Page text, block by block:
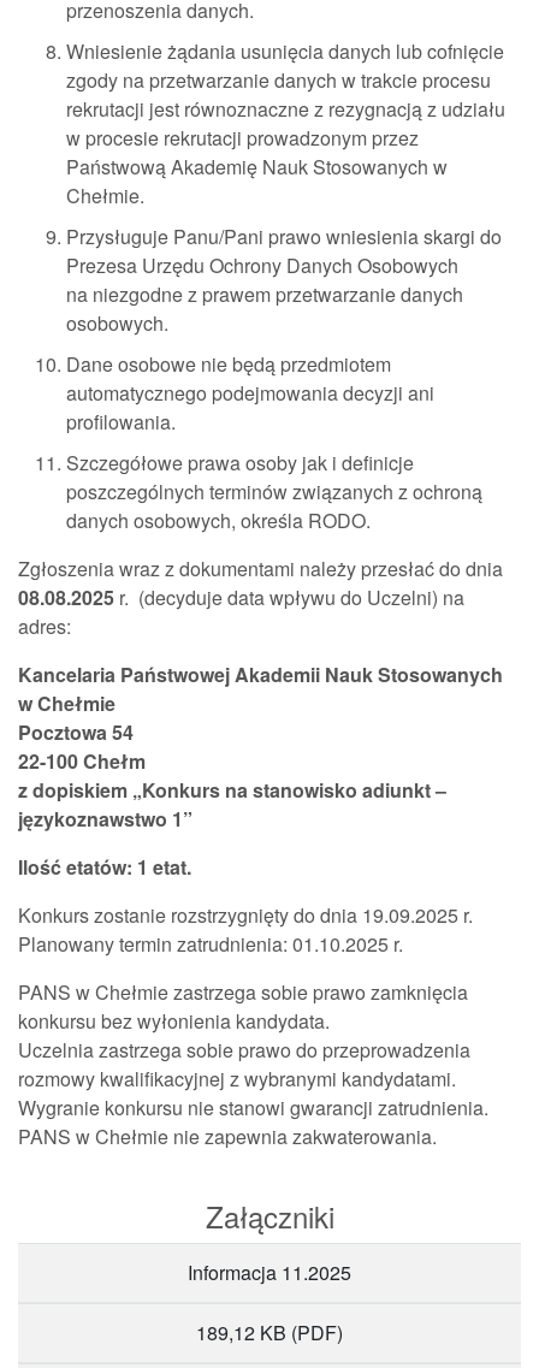
przenoszenia danych.
Wniesienie żądania usunięcia danych lub cofnięcie
zgody na przetwarzanie danych w trakcie procesu
rekrutacji jest równoznaczne z rezygnacją z udziału
w procesie rekrutacji prowadzonym przez
Państwową Akademię Nauk Stosowanych w
Chełmie.
Przysługuje Panu/Pani prawo wniesienia skargi do
Prezesa Urzędu Ochrony Danych Osobowych
na niezgodne z prawem przetwarzanie danych
osobowych.
Dane osobowe nie będą przedmiotem
automatycznego podejmowania decyzji ani
profilowania.
Szczegółowe prawa osoby jak i definicje
poszczególnych terminów związanych z ochroną
danych osobowych, określa RODO.
Zgłoszenia wraz z dokumentami należy przesłać do dnia
08.08.2025 r. (decyduje data wpływu do Uczelni) na
adres:
Kancelaria Państwowej Akademii Nauk Stosowanych
w Chełmie
Pocztowa 54
22-100 Chełm
z dopiskiem „Konkurs na stanowisko adiunkt –
językoznawstwo 1”
Ilość etatów: 1 etat.
Konkurs zostanie rozstrzygnięty do dnia 19.09.2025 r.
Planowany termin zatrudnienia: 01.10.2025 r.
PANS w Chełmie zastrzega sobie prawo zamknięcia
konkursu bez wyłonienia kandydata.
Uczelnia zastrzega sobie prawo do przeprowadzenia
rozmowy kwalifikacyjnej z wybranymi kandydatami.
Wygranie konkursu nie stanowi gwarancji zatrudnienia.
PANS w Chełmie nie zapewnia zakwaterowania.
Załączniki
Informacja 11.2025
189,12 KB (PDF)